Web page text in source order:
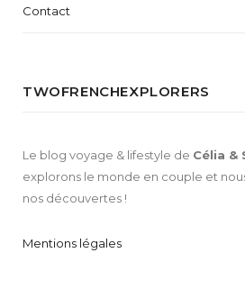
Contact
TWOFRENCHEXPLORERS
Le blog voyage & lifestyle de Célia &
explorons le monde en couple et
nos découvertes !
Mentions légales